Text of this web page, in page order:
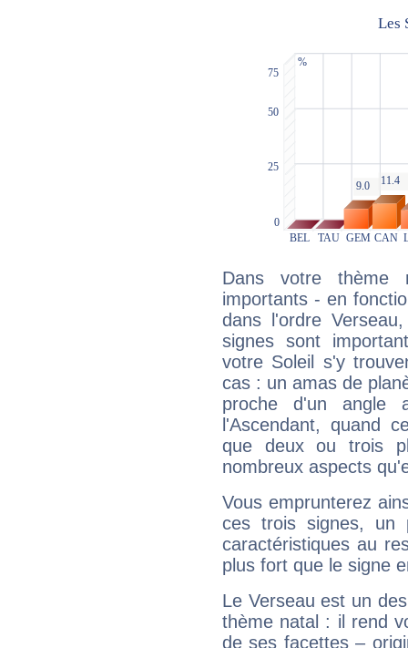
Dans votre thème
importants - en
dans l'ordre
signes sont
votre Soleil s'y
cas : un amas de
proche d'un
l'Ascendant, quand
que deux ou trois
nombreux aspects
Vous emprunterez
ces trois signes, un
caractéristiques au
plus fort que le signe
Le Verseau est un
thème natal : il rend
de ses facettes –